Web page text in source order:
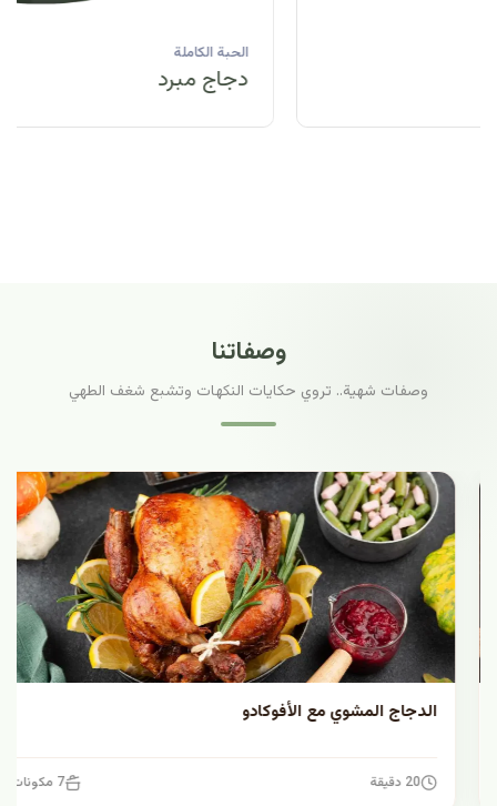
وصفاتنا
وصفات شهية.. تروي حكايات النكهات وتشبع شغف الطهي
الدجاج المشوي مع الأفوكادو
20 دقيقة